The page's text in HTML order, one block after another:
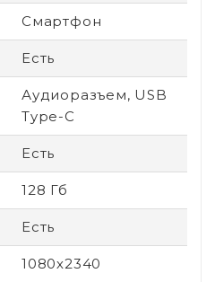
Смартфон
Есть
Аудиоразъем, USB
Type-C
Есть
128 Гб
Есть
1080х2340